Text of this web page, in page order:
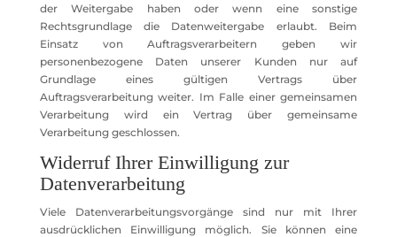
der Weitergabe haben oder wenn eine sonstige
Rechtsgrundlage die Datenweitergabe erlaubt. Beim
Einsatz von Auftragsverarbeitern geben wir
personenbezogene Daten unserer Kunden nur auf
Grundlage eines gültigen Vertrags über
Auftragsverarbeitung weiter. Im Falle einer gemeinsamen
Verarbeitung wird ein Vertrag über gemeinsame
Verarbeitung geschlossen.
Widerruf Ihrer Einwilligung zur
Datenverarbeitung
Viele Datenverarbeitungsvorgänge sind nur mit Ihrer
ausdrücklichen Einwilligung möglich. Sie können eine